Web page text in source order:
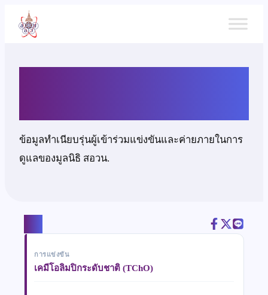
เนื้อหา
ข้อมูลทำเนียบรุ่นผู้เข้าร่วมแข่งขันและค่ายภายในการ
ดูแลของมูลนิธิ สอวน.
การแข่งขัน
เคมีโอลิมปิกระดับชาติ (TChO)